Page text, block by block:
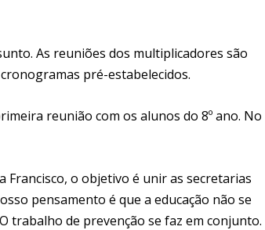
As reuniões dos multiplicadores são
pré-estabelecidos.
reunião com os alunos do 8º ano. No
Francisco, o objetivo é unir as secretarias
pensamento é que a educação não se
trabalho de prevenção se faz em conjunto.